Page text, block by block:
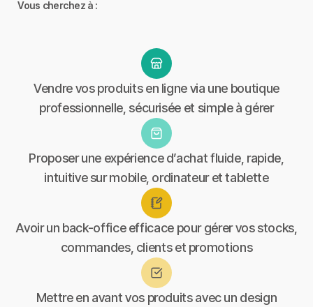
Vous cherchez à :
Vendre vos produits en ligne via une boutique
professionnelle, sécurisée et simple à gérer
Proposer une expérience d’achat fluide, rapide,
intuitive sur mobile, ordinateur et tablette
Avoir un back-office efficace pour gérer vos stocks,
commandes, clients et promotions
Mettre en avant vos produits avec un design